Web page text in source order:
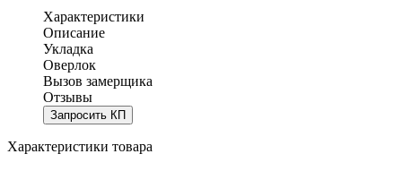
Характеристики
Описание
Укладка
Оверлок
Вызов замерщика
Отзывы
Запросить КП
Характеристики товара